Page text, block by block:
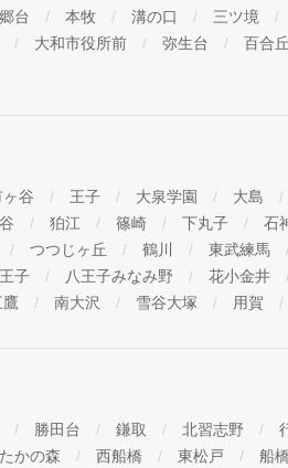
台 本牧 溝の口 三ツ境
大和市役所前 弥生台 百合丘
ヶ谷 王子 大泉学園 大島
狛江 篠崎 下丸子 石
つつじヶ丘 鶴川 東武練馬
子 八王子みなみ野 花小金井
鷹 南大沢 雪谷大塚 用賀
勝田台 鎌取 北習志野
かの森 西船橋 東松戸 船橋